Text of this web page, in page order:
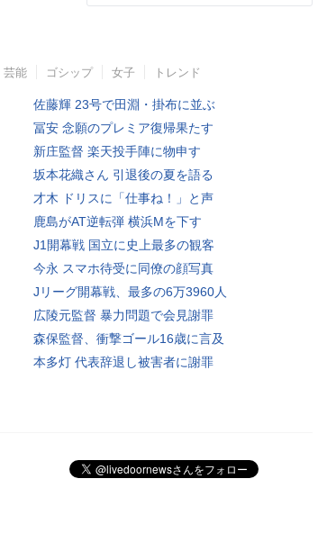
芸能 ゴシップ 女子 トレンド
佐藤輝 23号で田淵・掛布に並ぶ
冨安 念願のプレミア復帰果たす
新庄監督 楽天投手陣に物申す
坂本花織さん 引退後の夏を語る
才木 ドリスに「仕事ね！」と声
鹿島がAT逆転弾 横浜Mを下す
J1開幕戦 国立に史上最多の観客
今永 スマホ待受に同僚の顔写真
Jリーグ開幕戦、最多の6万3960人
広陵元監督 暴力問題で会見謝罪
森保監督、衝撃ゴール16歳に言及
本多灯 代表辞退し被害者に謝罪